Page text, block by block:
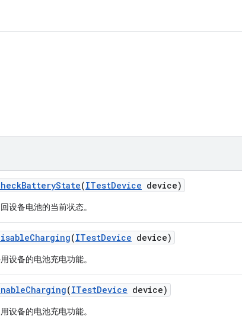
BatteryState(ITestDevice device)
设备电池的当前状态。
Charging(ITestDevice device)
设备的电池充电功能。
Charging(ITestDevice device)
设备的电池充电功能。